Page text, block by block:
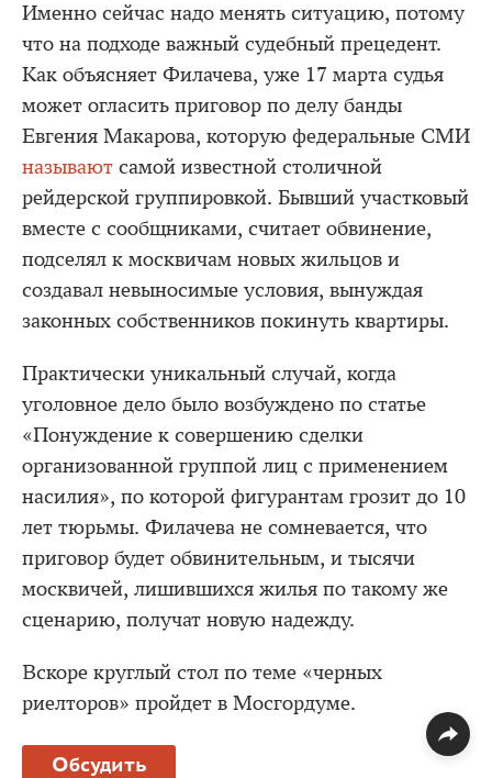
Именно сейчас надо менять ситуацию, потому
что на подходе важный судебный прецедент.
Как объясняет Филачева, уже 17 марта судья
может огласить приговор по делу банды
Евгения Макарова, которую федеральные СМИ
называют самой известной столичной
рейдерской группировкой. Бывший участковый
вместе с сообщниками, считает обвинение,
подселял к москвичам новых жильцов и
создавал невыносимые условия, вынуждая
законных собственников покинуть квартиры.
Практически уникальный случай, когда
уголовное дело было возбуждено по статье
«Понуждение к совершению сделки
организованной группой лиц с применением
насилия», по которой фигурантам грозит до 10
лет тюрьмы. Филачева не сомневается, что
приговор будет обвинительным, и тысячи
москвичей, лишившихся жилья по такому же
сценарию, получат новую надежду.
Вскоре круглый стол по теме «черных
риелторов» пройдет в Мосгордуме.
Обсудить